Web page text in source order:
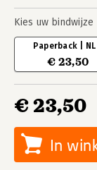
Kies uw bindwijze
Paperback | NL
€ 23,50
€ 23,50
In